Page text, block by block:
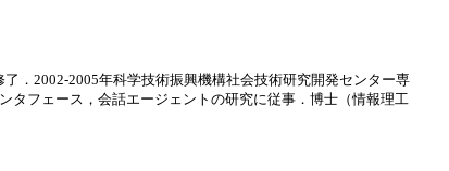
．2002-2005年科学技術振興機構社会技術研究開発センター専
タフェース，会話エージェントの研究に従事．博士（情報理工